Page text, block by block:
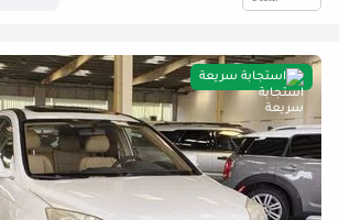
استجابة سريعة